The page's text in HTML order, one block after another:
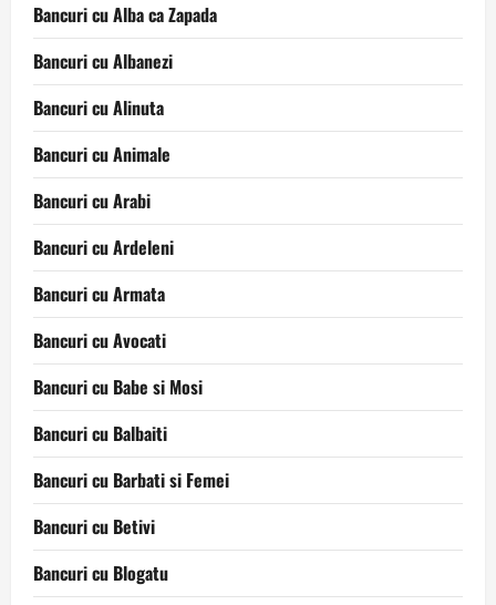
Bancuri cu Alba ca Zapada
Bancuri cu Albanezi
Bancuri cu Alinuta
Bancuri cu Animale
Bancuri cu Arabi
Bancuri cu Ardeleni
Bancuri cu Armata
Bancuri cu Avocati
Bancuri cu Babe si Mosi
Bancuri cu Balbaiti
Bancuri cu Barbati si Femei
Bancuri cu Betivi
Bancuri cu Blogatu